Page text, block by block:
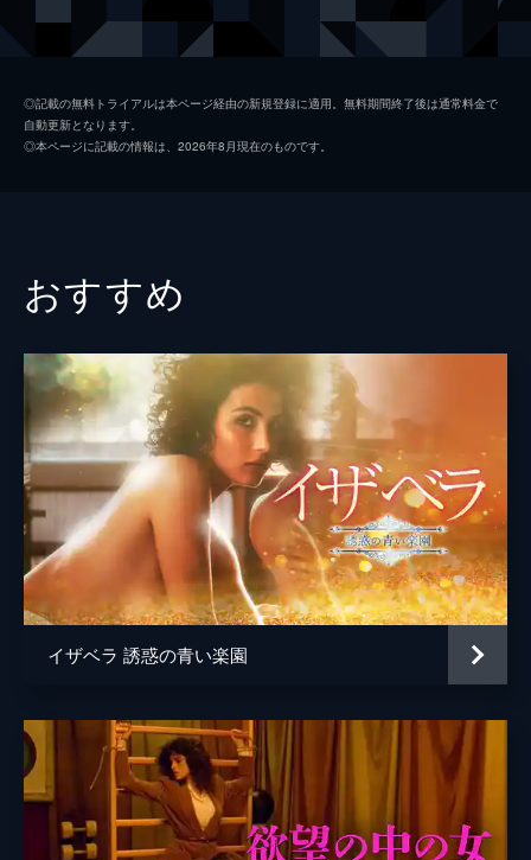
ルイーズ・シュヴィヨット
◎記載の無料トライアルは本ページ経由の新規登録に適用。無料期間終了後は通常料金で
自動更新となります。
◎本ページに記載の情報は、2026年8月現在のものです。
おすすめ
イザベラ 誘惑の青い楽園